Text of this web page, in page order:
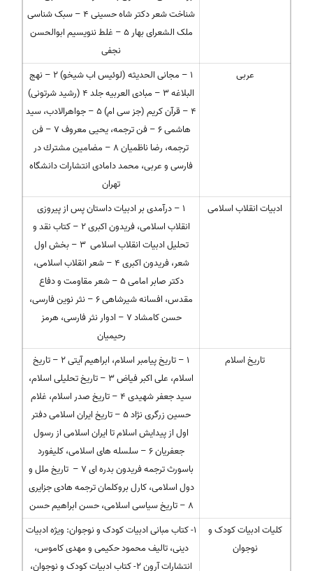
شناخت شعر دکتر شاه حسینی ۴ – سبک شناسی
ملک الشعرای بهار ۵ – غلط ننویسیم ابوالحسن
نجفی
عربی
۱ – مجانی الحدیثه (لوئیس اب شیخو) ۲ – نهج
البلاغه ۳ – مبادی العربیه جلد ۴ (رشید شرتونی)
۴ – قرآن کریم (جز سی ام) ۵ – جواهرالادب، سید
هاشمی ۶ – فن ترجمه، یحیی معروف ۷ – فن
ترجمه، رضا ناظمیان ۸ – مضامین مشترك در
فارسی و عربی، محمد دامادی انتشارات دانشگاه
تهران
ادبیات انقلاب اسلامی
۱ – درآمدی بر ادبیات داستان پس از پیروزی
انقلاب اسلامی، فریدون اکبری ۲ – کتاب نقد و
تحلیل ادبیات انقلاب اسلامی ۳ – بخش اول
شعر، فریدون اکبری ۴ – شعر انقلاب اسلامی،
دکتر صابر امامی ۵ – شعر مقاومت و دفاع
مقدس، افسانه شیرشاهی ۶ – نثر نوین فارسی،
حسن کامشاد ۷ – ادوار نثر فارسی، هرمز
رحیمیان
تاریخ اسلام
۱ – تاریخ پیامبر اسلام، ابراهیم آیتی ۲ – تاریخ
اسلام، علی اکبر فیاض ۳ – تاریخ تحلیلی اسلام،
سید جعفر شهیدی ۴ – تاریخ صدر اسلام، غلام
حسین زرگری نژاد ۵ – تاریخ ایران اسلامی دفتر
اول از پیدایش اسلام تا ایران اسلامی از رسول
جعفریان ۶ – سلسله های اسلامی، کلیفورد
باسورث ترجمه فریدون بدره ای ۷ – تاریخ ملل و
دول اسلامی، کارل بروکلمان ترجمه هادی جزایری
۸ – تاریخ سیاسی اسلامی، حسن ابراهیم حسن
کلیات ادبیات کودک و
نوجوان
۱- کتاب مبانی ادبیات کودک و نوجوان: ویژه ادبیات
دینی، تالیف محمود حکیمی و مهدی کاموس،
انتشارات آرون ۲- کتاب ادبیات کودک و نوجوان،